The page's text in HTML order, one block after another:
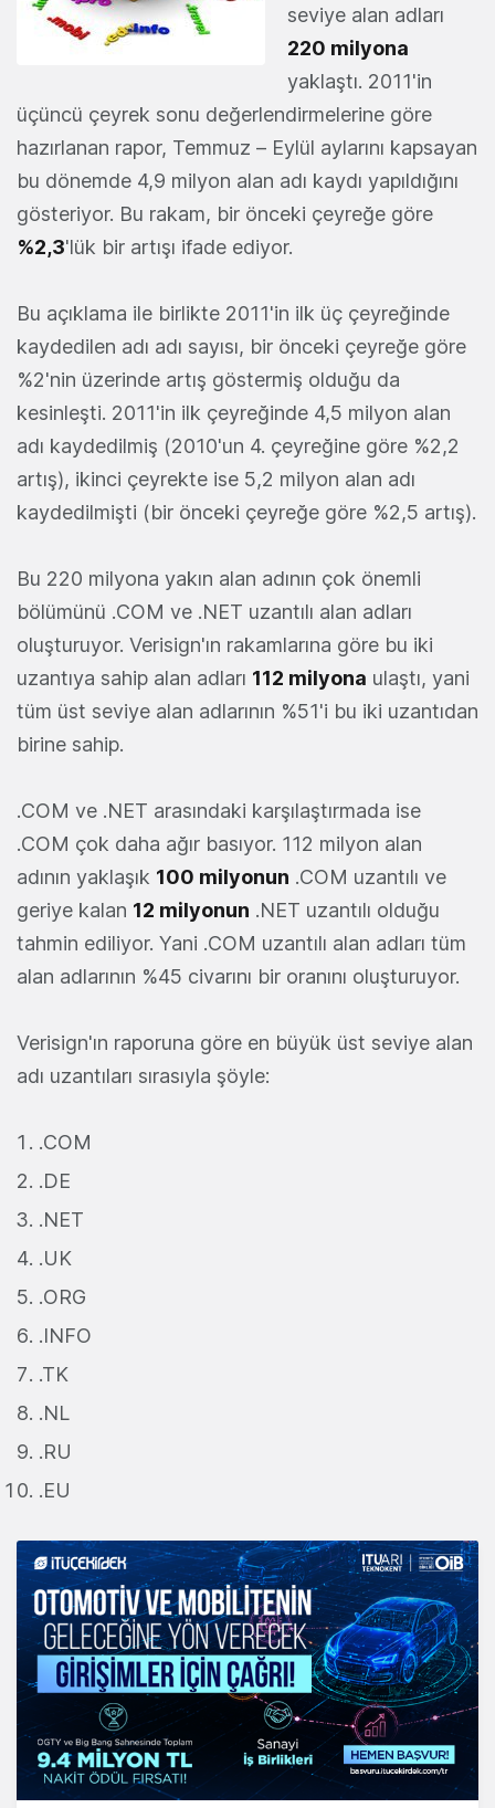
seviye alan adları
220 milyona
yaklaştı. 2011'in
üçüncü çeyrek sonu değerlendirmelerine göre
hazırlanan rapor, Temmuz – Eylül aylarını kapsayan
bu dönemde 4,9 milyon alan adı kaydı yapıldığını
gösteriyor. Bu rakam, bir önceki çeyreğe göre
%2,3'lük bir artışı ifade ediyor.
Bu açıklama ile birlikte 2011'in ilk üç çeyreğinde
kaydedilen adı adı sayısı, bir önceki çeyreğe göre
%2'nin üzerinde artış göstermiş olduğu da
kesinleşti. 2011'in ilk çeyreğinde 4,5 milyon alan
adı kaydedilmiş (2010'un 4. çeyreğine göre %2,2
artış), ikinci çeyrekte ise 5,2 milyon alan adı
kaydedilmişti (bir önceki çeyreğe göre %2,5 artış).
Bu 220 milyona yakın alan adının çok önemli
bölümünü .COM ve .NET uzantılı alan adları
oluşturuyor. Verisign'ın rakamlarına göre bu iki
uzantıya sahip alan adları 112 milyona ulaştı, yani
tüm üst seviye alan adlarının %51'i bu iki uzantıdan
birine sahip.
.COM ve .NET arasındaki karşılaştırmada ise
.COM çok daha ağır basıyor. 112 milyon alan
adının yaklaşık 100 milyonun .COM uzantılı ve
geriye kalan 12 milyonun .NET uzantılı olduğu
tahmin ediliyor. Yani .COM uzantılı alan adları tüm
alan adlarının %45 civarını bir oranını oluşturuyor.
Verisign'ın raporuna göre en büyük üst seviye alan
adı uzantıları sırasıyla şöyle:
.COM
.DE
.NET
.UK
.ORG
.INFO
.TK
.NL
.RU
.EU